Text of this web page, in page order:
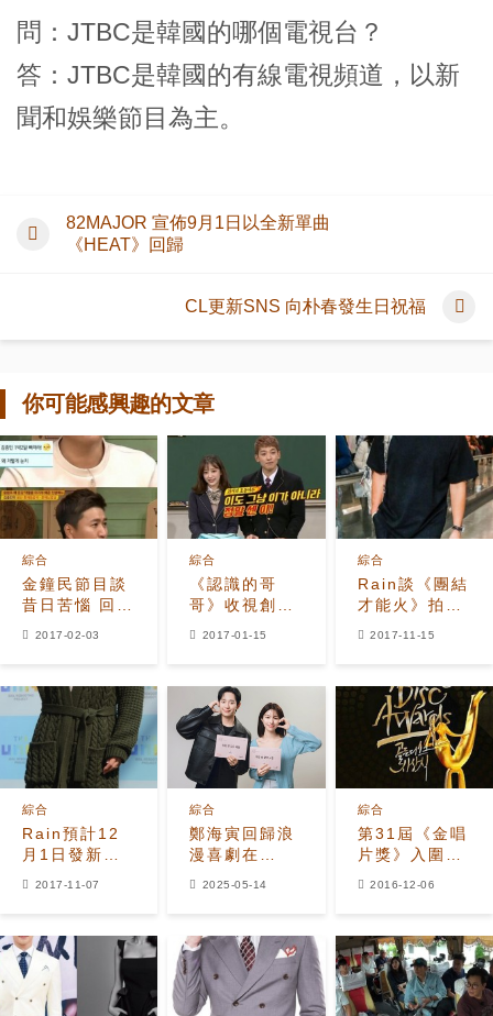
問：JTBC是韓國的哪個電視台？
答：JTBC是韓國的有線電視頻道，以新
聞和娛樂節目為主。
82MAJOR 宣佈9月1日以全新單曲
《HEAT》回歸
CL更新SNS 向朴春發生日祝福
你可能感興趣的文章
金鐘民節目談
昔日苦惱 回歸
綜合
2017-02-03
《認識的哥
哥》收視創新
綜合
2017-01-15
Rain談《團結
才能火》拍攝
綜合
2017-11-15
Rain預計12
月1日發新輯
綜合
2017-11-07
鄭海寅回歸浪
漫喜劇在
Love》
綜合
2025-05-14
第31屆《金唱
片獎》入圍名
綜合
2016-12-06